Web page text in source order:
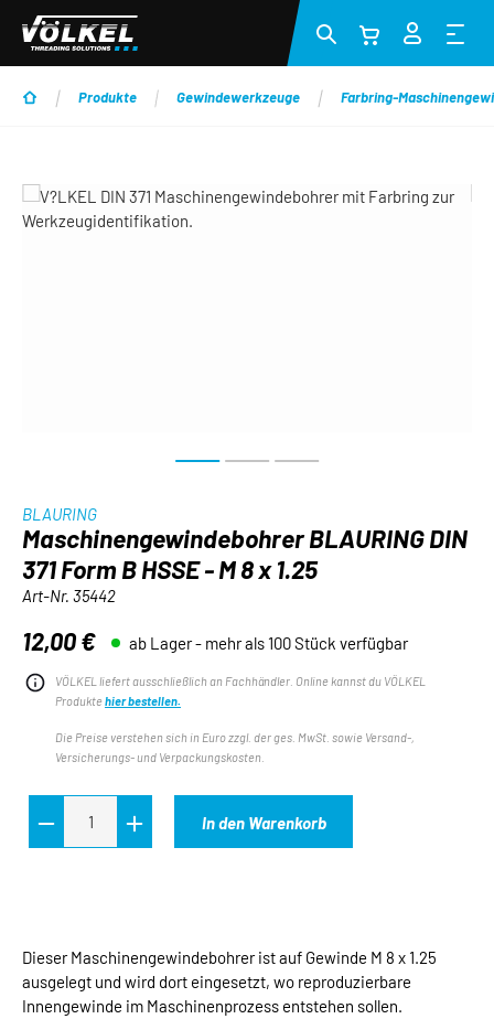
Zum Hauptinhalt springen
Produkte Gewindewerkzeuge Farbring-
Bildergalerie überspringen
BLAURING
Maschinengewindebohrer BLAURING DIN
371 Form B HSSE - M 8 x 1.25
Art-Nr. 35442
Regulärer Preis:
12,00 € ab Lager - mehr als 100 Stück verfügbar
VÖLKEL liefert ausschließlich an Fachhändler. Online kannst du VÖLKEL
Produkte hier bestellen.
Die Preise verstehen sich in Euro zzgl. der ges. MwSt. sowie Versand-,
Versicherungs- und Verpackungskosten.
In den Warenkorb
Dieser Maschinengewindebohrer ist auf Gewinde M 8 x 1.25
ausgelegt und wird dort eingesetzt, wo reproduzierbare
Innengewinde im Maschinenprozess entstehen sollen.